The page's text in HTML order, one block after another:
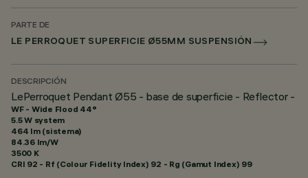
PARTE DE
LE PERROQUET SUPERFICIE Ø55MM SUSPENSIÓN
DESCRIPCIÓN
LePerroquet Pendant Ø55 - base de superficie - Reflector -
WF - Wide Flood 44°
5.5 W system
464 lm (sistema)
84.36 lm/W
3500 K
CRI 92 - Rf (Colour Fidelity Index) 92 - Rg (Gamut Index) 99